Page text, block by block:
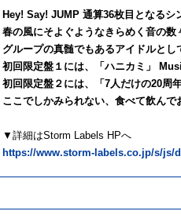
Hey! Say! JUMP 通算36枚⽬となるシ
春の⾵にそよぐようなきらめく⾳の数
グループの真髄でもあるアイドルと
初回限定盤１には、「ハニカミ」
初回限定盤２には、「7人だけの20周
ここでしかみられない、食べて飲ん
▼詳細はStorm Labels HPへ
https://www.storm-labels.co.jp/s/js/